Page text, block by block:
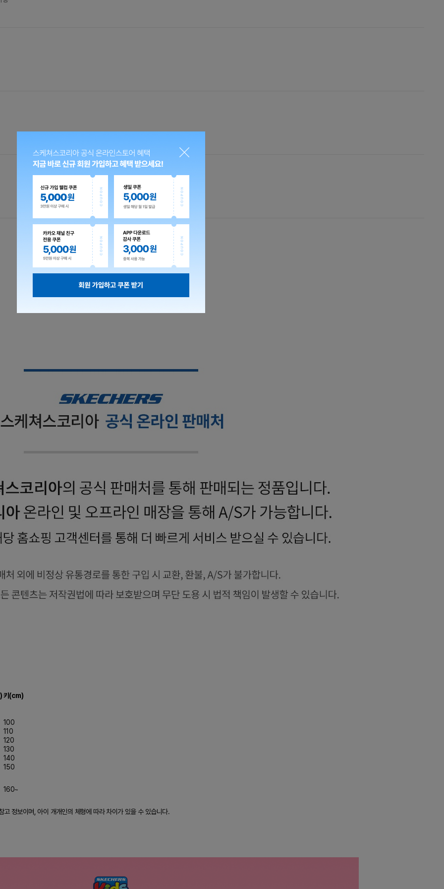
키(cm)
100
110
120
130
140
150
160~
고 정보이며, 아이 개개인의 체형에 따라 차이가 있을 수 있습니다.